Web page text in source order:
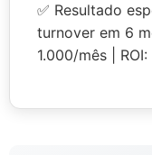
✅ Resultado
turnover em 6
1.000/mês |